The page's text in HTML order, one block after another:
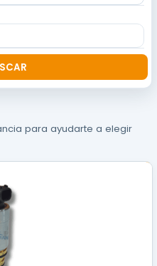
para ayudarte a elegir